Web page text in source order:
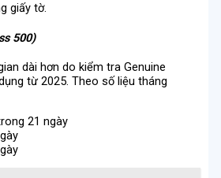
giấy tờ.
500)
dài hơn do kiểm tra Genuine
từ 2025. Theo số liệu tháng
21 ngày